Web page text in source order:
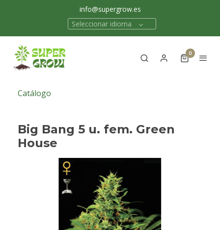
info@supergrow.es
Seleccionar idioma
0
Catálogo
Big Bang 5 u. fem. Green
House